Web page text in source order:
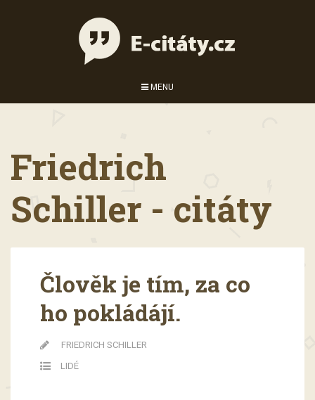
MENU
Friedrich
Schiller - citáty
Člověk je tím, za co
ho pokládájí.
FRIEDRICH SCHILLER
LIDÉ